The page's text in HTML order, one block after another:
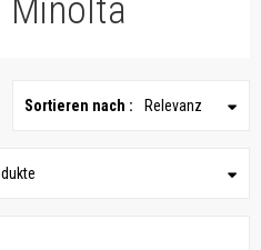
Minolta
Sortieren nach : Relevanz